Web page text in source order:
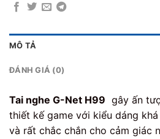
MÔ TẢ
ĐÁNH GIÁ (0)
Tai nghe G-Net H99 gây ấn
thiết kế game với kiểu dáng
và rất chắc chắn cho cảm giác